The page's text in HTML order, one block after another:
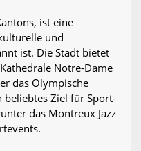
ist eine
und
ist. Die Stadt bietet
Notre-Dame
das Olympische
beliebtes Ziel für Sport-
das Montreux Jazz